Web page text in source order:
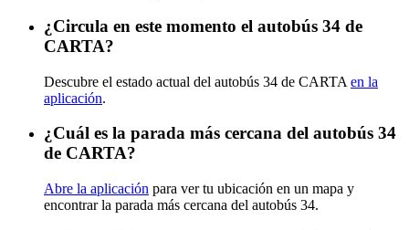
¿Circula en este momento el autobús 34 de
CARTA?
Descubre el estado actual del autobús 34 de CARTA en la
aplicación.
¿Cuál es la parada más cercana del autobús 34
de CARTA?
Abre la aplicación para ver tu ubicación en un mapa y
encontrar la parada más cercana del autobús 34.